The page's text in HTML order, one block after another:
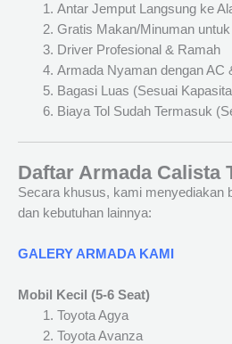
Antar Jemput Langsung ke
Gratis Makan/Minuman untuk
Driver Profesional & Ramah
Armada Nyaman dengan AC
Bagasi Luas (Sesuai
Biaya Tol Sudah Termasuk
Daftar Armada Calista
Secara khusus, kami menyediakan
dan kebutuhan lainnya:
GALERY ARMADA KAMI
Mobil Kecil (5-6 Seat)
Toyota Agya
Toyota Avanza